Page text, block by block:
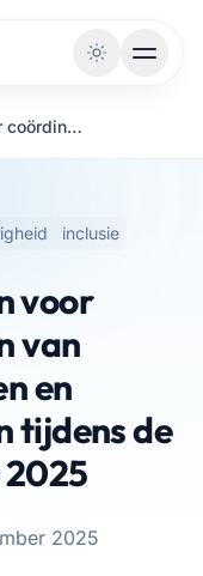
Aanbevelingen voor coördinatoren van kleuterscholen en kinderdagverblijven tijdens de kerstvakantie 2025
inclusie
voor
van
en
tijdens de
2025